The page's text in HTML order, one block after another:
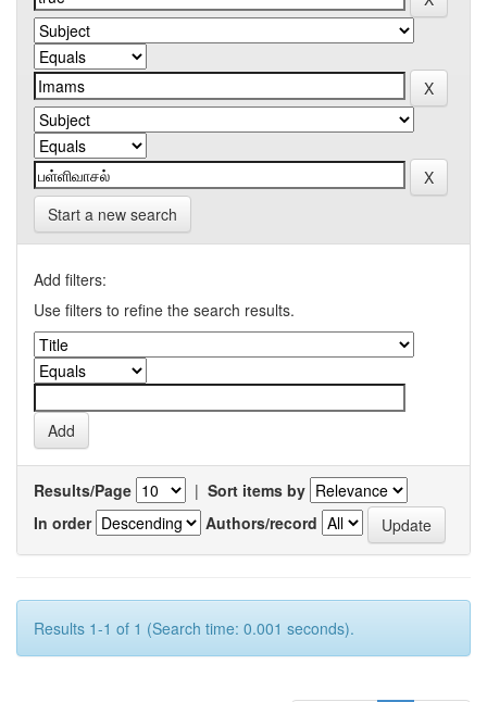
Start a new search
Add filters:
Use filters to refine the search results.
Results/Page | Sort items by
In order
Authors/record
Results 1-1 of 1 (Search time: 0.001 seconds).